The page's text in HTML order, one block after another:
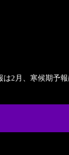
2月、寒候期予